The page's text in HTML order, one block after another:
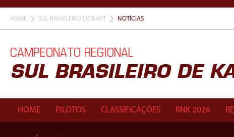
HOME SUL BRASILEIRO DE KART NOTÍCIAS
CAMPEONATO REGIONAL
SUL BRASILEIRO DE
HOME PILOTOS CLASSIFICAÇÕES RNK 2026